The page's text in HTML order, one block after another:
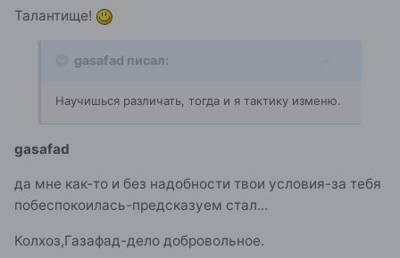
Талантище!
gasafad писал:
Научишься различать, тогда и я тактику изменю.
gasafad
да мне как-то и без надобности твои условия-за тебя
побеспокоилась-предсказуем стал...
Колхоз,Газафад-дело добровольное.